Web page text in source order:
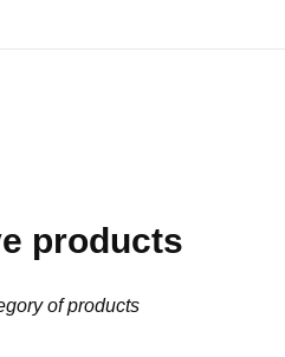
products
of products